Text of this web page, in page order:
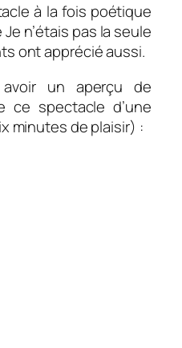
à la fois poétique
n’étais pas la seule
ont apprécié aussi.
un aperçu de
ce spectacle d’une
minutes de plaisir) :